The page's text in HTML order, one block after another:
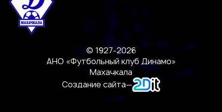
© 1927-2026
АНО «Футбольный клуб Динамо»
Махачкала
Создание сайта—